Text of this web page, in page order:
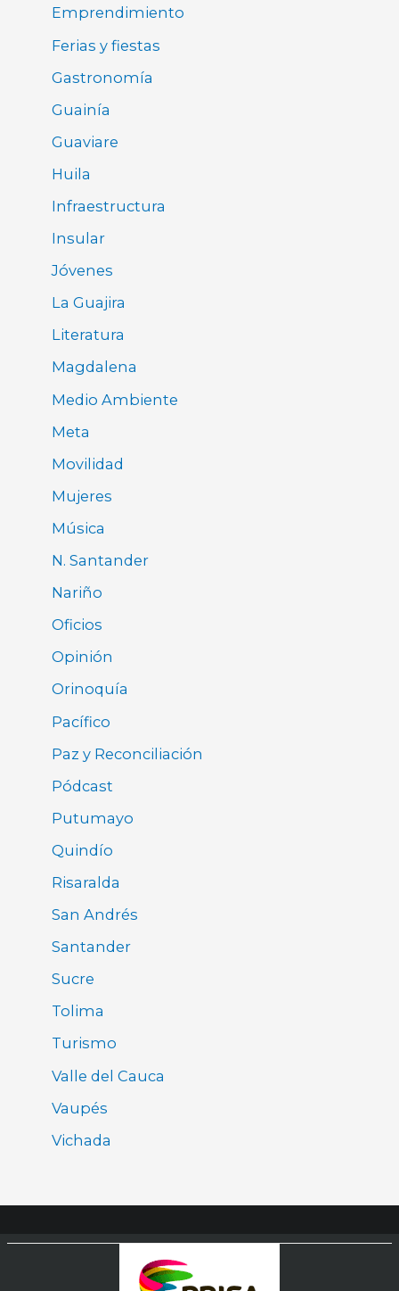
Emprendimiento
Ferias y fiestas
Gastronomía
Guainía
Guaviare
Huila
Infraestructura
Insular
Jóvenes
La Guajira
Literatura
Magdalena
Medio Ambiente
Meta
Movilidad
Mujeres
Música
N. Santander
Nariño
Oficios
Opinión
Orinoquía
Pacífico
Paz y Reconciliación
Pódcast
Putumayo
Quindío
Risaralda
San Andrés
Santander
Sucre
Tolima
Turismo
Valle del Cauca
Vaupés
Vichada